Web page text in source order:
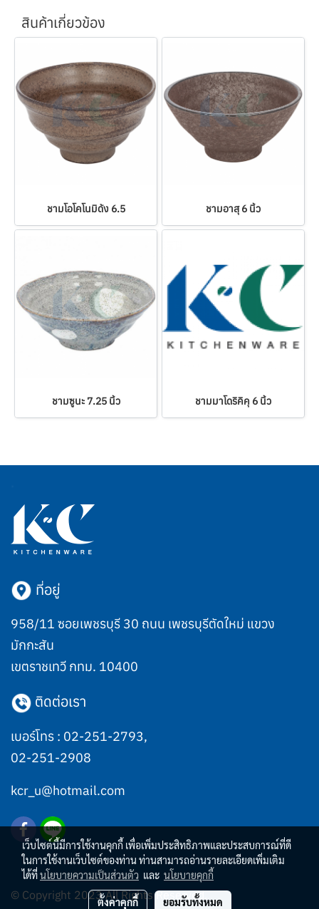
สินค้าเกี่ยวข้อง
ชามโอโคโนมิด้ง 6.5 ชามอาสุ 6 นิ้ว
ชามซูนะ 7.25 นิ้ว ชามมาโดริคิคุ 6 นิ้ว
ที่อยู่
958/11 ซอยเพชรบุรี 30 ถนน เพชรบุรีตัดใหม่ แขวง
มักกะสัน
เขตราชเทวี กทม. 10400
ติดต่อเรา
เบอร์โทร : 02-251-2793,
02-251-2908
kcr_u@hotmail.com
© Copyright 2023 All Rights Reserved.
เว็บไซต์นี้มีการใช้งานคุกกี้ เพื่อเพิ่มประสิทธิภาพและประสบการณ์ที่ดี
ในการใช้งานเว็บไซต์ของท่าน ท่านสามารถอ่านรายละเอียดเพิ่มเติม
ได้ที่นโยบายความเป็นส่วนตัว และ นโยบายคุกกี้
ตั้งค่าคุกกี้ ยอมรับทั้งหมด